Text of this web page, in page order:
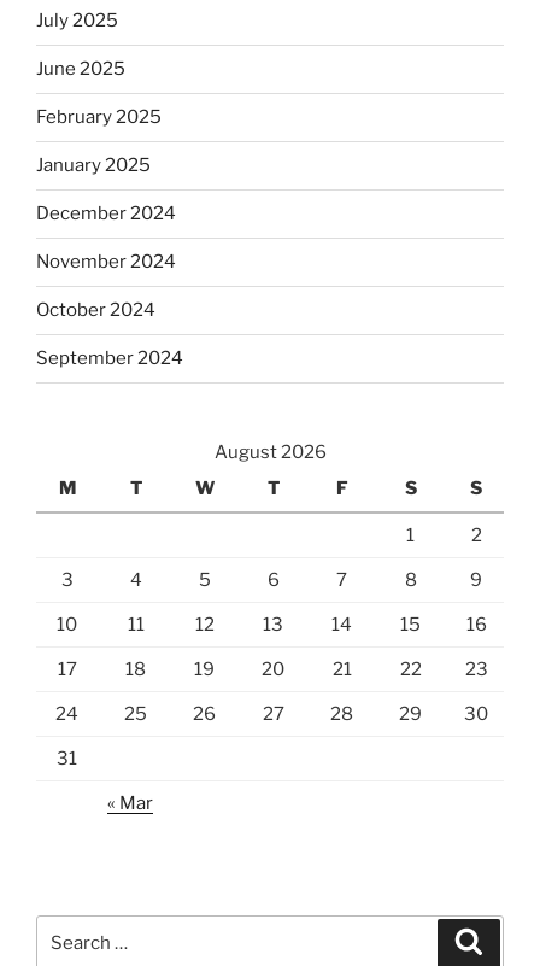
July 2025
June 2025
February 2025
January 2025
December 2024
November 2024
October 2024
September 2024
August 2026
M
T W T F S S
1 2
3 4 5 6 7 8 9
10 11 12 13 14 15 16
17 18 19 20 21 22 23
24 25 26 27 28 29 30
31
« Mar